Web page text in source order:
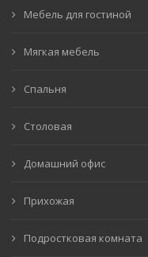
Мебель для гостиной
Мягкая мебель
Спальня
Столовая
Домашний офис
Прихожая
Подростковая комната